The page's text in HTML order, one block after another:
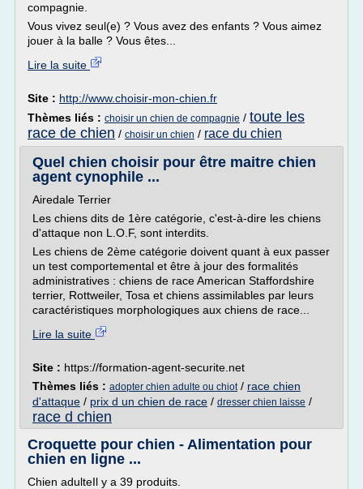
compagnie.
Vous vivez seul(e) ? Vous avez des enfants ? Vous aimez
jouer à la balle ? Vous êtes...
Lire la suite
Site : http://www.choisir-mon-chien.fr
Thèmes liés : choisir un chien de compagnie / toute les
race de chien / choisir un chien / race du chien
Quel chien choisir pour être maitre chien
agent cynophile ...
Airedale Terrier
Les chiens dits de 1ère catégorie, c'est-à-dire les chiens
d'attaque non L.O.F, sont interdits.
Les chiens de 2ème catégorie doivent quant à eux passer
un test comportemental et être à jour des formalités
administratives : chiens de race American Staffordshire
terrier, Rottweiler, Tosa et chiens assimilables par leurs
caractéristiques morphologiques aux chiens de race...
Lire la suite
Site : https://formation-agent-securite.net
Thèmes liés : adopter chien adulte ou chiot/ race chien
d'attaque / prix d un chien de race / dresser chien laisse /
race d chien
Croquette pour chien - Alimentation pour
chien en ligne ...
Chien adulteIl y a 39 produits.